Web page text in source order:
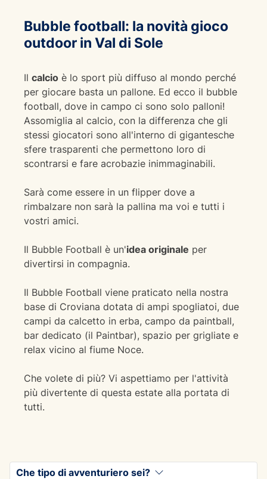
Bubble football: la novità gioco
outdoor in Val di Sole
Il calcio è lo sport più diffuso al mondo perché
per giocare basta un pallone. Ed ecco il bubble
football, dove in campo ci sono solo palloni!
Assomiglia al calcio, con la differenza che gli
stessi giocatori sono all'interno di gigantesche
sfere trasparenti che permettono loro di
scontrarsi e fare acrobazie inimmaginabili.
Sarà come essere in un flipper dove a
rimbalzare non sarà la pallina ma voi e tutti i
vostri amici.
Il Bubble Football è un'idea originale per
divertirsi in compagnia.
Il Bubble Football viene praticato nella nostra
base di Croviana dotata di ampi spogliatoi, due
campi da calcetto in erba, campo da paintball,
bar dedicato (il Paintbar), spazio per grigliate e
relax vicino al fiume Noce.
Che volete di più? Vi aspettiamo per l'attività
più divertente di questa estate alla portata di
tutti.
Che tipo di avventuriero sei?